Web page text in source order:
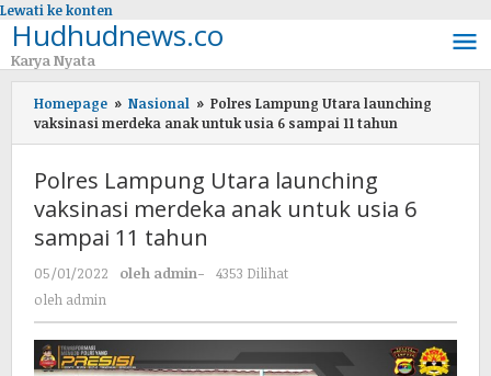
Lewati ke konten
Hudhudnews.co
Karya Nyata
Homepage » Nasional » Polres Lampung Utara launching
vaksinasi merdeka anak untuk usia 6 sampai 11 tahun
Polres Lampung Utara launching
vaksinasi merdeka anak untuk usia 6
sampai 11 tahun
05/01/2022 oleh admin-
4353 Dilihat
oleh admin